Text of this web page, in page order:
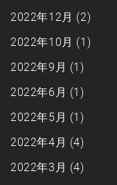
2022年12月 (2)
2022年10月 (1)
2022年9月 (1)
2022年6月 (1)
2022年5月 (1)
2022年4月 (4)
2022年3月 (4)